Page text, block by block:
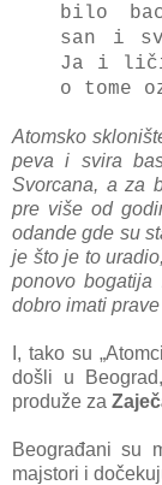
bilo
san i
Ja i
o tome
Atomsko
peva i svira
Svorcana, a za
pre više od
odande gde su
je što je to
ponovo bogatija
dobro imati prave
I, tako su
došli u
produže za
Beograđani su
majstori i